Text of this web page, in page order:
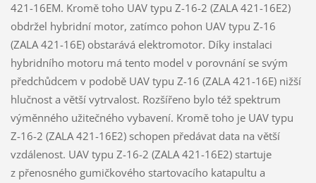
421-16EM. Kromě toho UAV typu Z-16-2 (ZALA 421-16E2)
obdržel hybridní motor, zatímco pohon UAV typu Z-16
(ZALA 421-16E) obstarává elektromotor. Díky instalaci
hybridního motoru má tento model v porovnání se svým
předchůdcem v podobě UAV typu Z-16 (ZALA 421-16E) nižší
hlučnost a větší vytrvalost. Rozšířeno bylo též spektrum
výměnného užitečného vybavení. Kromě toho je UAV typu
Z-16-2 (ZALA 421-16E2) schopen předávat data na větší
vzdálenost. UAV typu Z-16-2 (ZALA 421-16E2) startuje
z přenosného gumičkového startovacího katapultu a